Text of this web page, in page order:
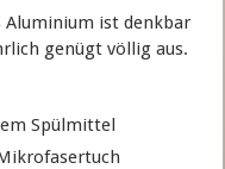
Aluminium ist denkbar
genügt völlig aus.
Spülmittel